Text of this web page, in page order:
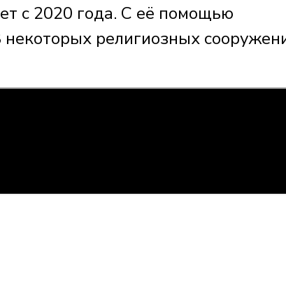
с 2020 года. С её помощью
некоторых религиозных